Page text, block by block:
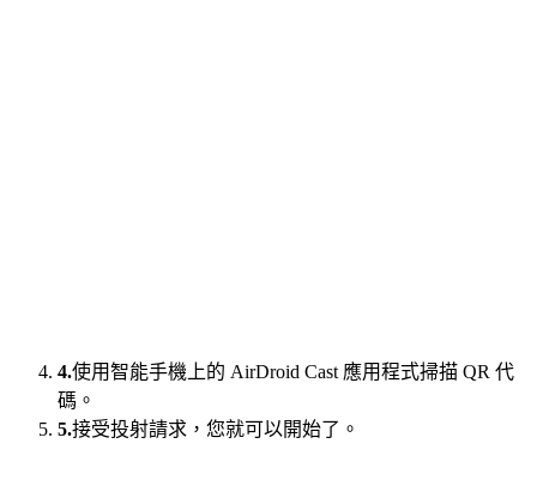
4.使用智能手機上的 AirDroid Cast 應用程式掃描 QR 代
碼。
5.接受投射請求，您就可以開始了。